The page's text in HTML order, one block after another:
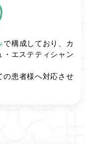
で構成しており、カ
エステティシャン
の患者様へ対応させ